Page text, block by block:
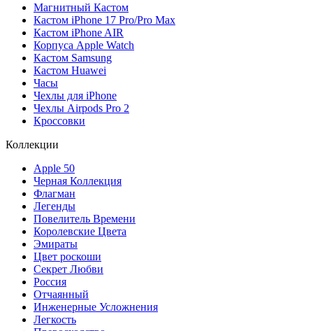
Магнитный Кастом
Кастом iPhone 17 Pro/Pro Max
Кастом iPhone AIR
Корпуса Apple Watch
Кастом Samsung
Кастом Huawei
Часы
Чехлы для iPhone
Чехлы Airpods Pro 2
Кроссовки
Коллекции
Apple 50
Черная Коллекция
Флагман
Легенды
Повелитель Времени
Королевские Цвета
Эмираты
Цвет роскоши
Секрет Любви
Россия
Отчаянный
Инженерные Усложнения
Легкость